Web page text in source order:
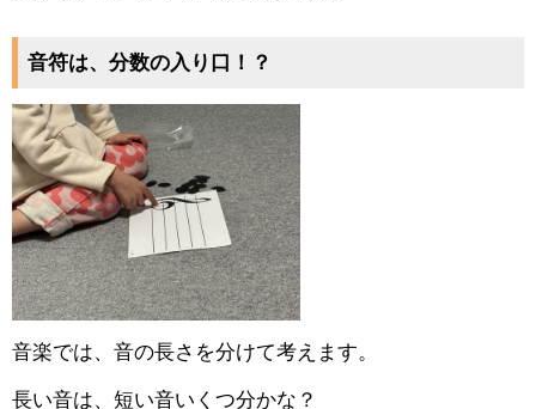
音符は、分数の入り口！？
音楽では、音の長さを分けて考えます。
長い音は、短い音いくつ分かな？